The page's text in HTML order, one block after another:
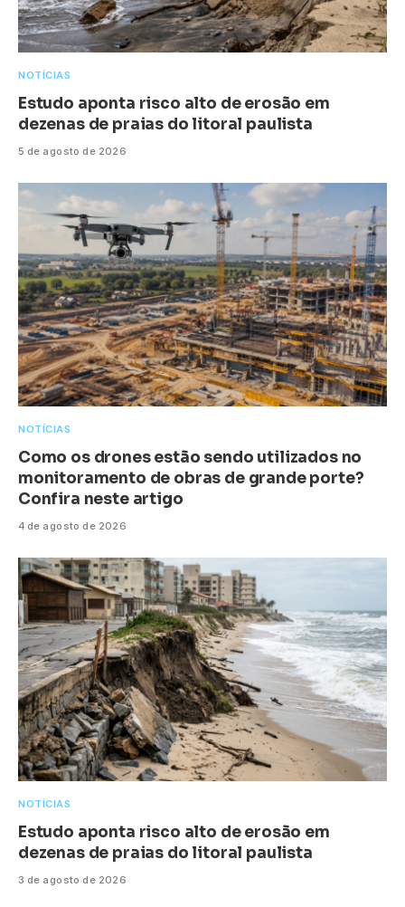
NOTÍCIAS
Estudo aponta risco alto de erosão em
dezenas de praias do litoral paulista
5 de agosto de 2026
NOTÍCIAS
Como os drones estão sendo utilizados no
monitoramento de obras de grande porte?
Confira neste artigo
4 de agosto de 2026
NOTÍCIAS
Estudo aponta risco alto de erosão em
dezenas de praias do litoral paulista
3 de agosto de 2026